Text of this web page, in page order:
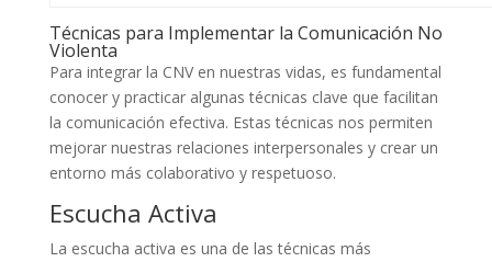
Técnicas para Implementar la Comunicación No
Violenta
Para integrar la CNV en nuestras vidas, es fundamental
conocer y practicar algunas técnicas clave que facilitan
la comunicación efectiva. Estas técnicas nos permiten
mejorar nuestras relaciones interpersonales y crear un
entorno más colaborativo y respetuoso.
Escucha Activa
La escucha activa es una de las técnicas más